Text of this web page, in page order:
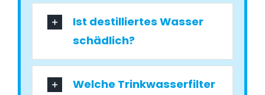
Ist destilliertes Wasser
schädlich?
Welche Trinkwasserfilter